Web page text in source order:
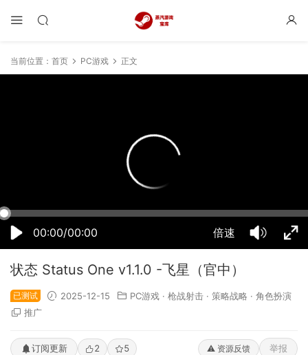
当前位置： 首页 PC游戏 正文
00:00/00:00 倍速
50% 75% 100%
状态 Status One v1.1.0 -飞星（官中）
已测试 2025-12-15 PC游戏 · 枪战射击 · 策略战略 · 角色扮演
推广
订阅更新 2 5 ⚠️ 资源反馈 举报